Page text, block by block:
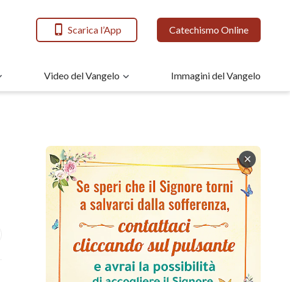
Scarica l’App Catechismo Online
Video del Vangelo Immagini del Vangelo